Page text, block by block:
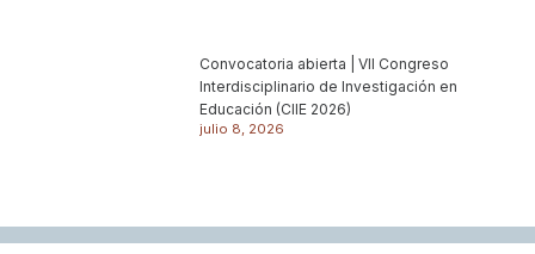
Convocatoria abierta | VII Congreso
Interdisciplinario de Investigación en
Educación (CIIE 2026)
julio 8, 2026